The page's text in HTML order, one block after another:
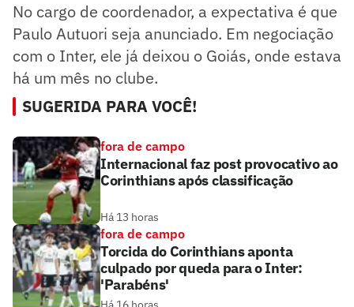
No cargo de coordenador, a expectativa é que
Paulo Autuori seja anunciado. Em negociação
com o Inter, ele já deixou o Goiás, onde estava
há um mês no clube.
SUGERIDA PARA VOCÊ!
fora de campo
Internacional faz post provocativo ao
Corinthians após classificação
Há 13 horas
fora de campo
Torcida do Corinthians aponta
culpado por queda para o Inter:
'Parabéns'